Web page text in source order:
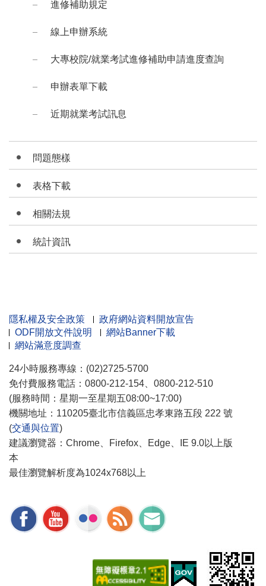
進修補助規定
線上申辦系統
大專校院/就業考試進修補助申請進度查詢
申辦表單下載
近期就業考試訊息
問題態樣
表格下載
相關法規
統計資訊
隱私權及安全政策
政府網站資料開放宣告
ODF開放文件說明
網站Banner下載
網站滿意度調查
24小時服務專線：(02)2725-5700
免付費服務電話：0800-212-154、0800-212-510
(服務時間：星期一至星期五08:00~17:00)
機關地址：110205臺北市信義區忠孝東路五段 222 號
(交通與位置)
建議瀏覽器：Chrome、Firefox、Edge、IE 9.0以上版
本
最佳瀏覽解析度為1024x768以上